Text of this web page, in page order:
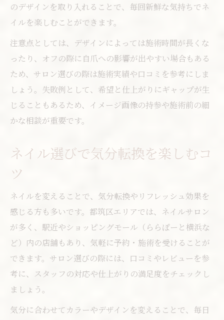
のデザインを取り入れることで、毎回新鮮な気持ちでネ
イルを楽しむことができます。
注意点としては、デザインによっては施術時間が長くな
ったり、オフの際に自爪への影響が出やすい場合もある
ため、サロン選びの際は施術実績や口コミを参考にしま
しょう。失敗例として、希望と仕上がりにギャップが生
じることもあるため、イメージ画像の持参や施術前の細
かな相談が重要です。
ネイル選びで気分転換を楽しむコ
ツ
ネイルを変えることで、気分転換やリフレッシュ効果を
感じる方も多いです。都筑区エリアでは、ネイルサロン
が多く、駅近やショッピングモール（ららぽーと横浜な
ど）内の店舗もあり、気軽に予約・施術を受けることが
できます。サロン選びの際には、口コミやレビューを参
考に、スタッフの対応や仕上がりの満足度をチェックし
ましょう。
気分に合わせてカラーやデザインを変えることで、毎日